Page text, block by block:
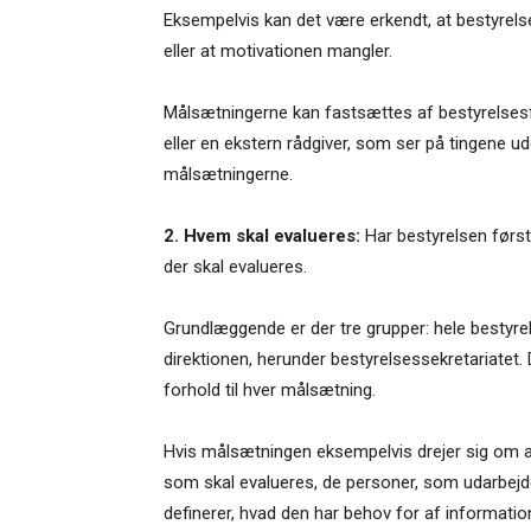
Eksempelvis kan det være erkendt, at
eller at motivationen mangler.
Målsætningerne kan fastsættes af
eller en ekstern rådgiver, som ser på tingene
målsætningerne.
2. Hvem skal evalueres: Har bestyrelsen
der skal evalueres.
Grundlæggende er der tre grupper: hele
direktionen, herunder
forhold til hver målsætning.
Hvis målsætningen eksempelvis drejer sig om
som skal evalueres, de personer, som
definerer, hvad den har behov for af